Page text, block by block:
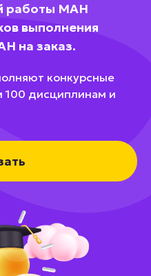
работы МАН
выполнения
на заказ.
конкурсные
100 дисциплинам и